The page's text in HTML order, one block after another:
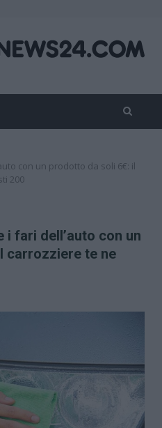
con un prodotto da soli 6€: il
200
fari dell’auto con un
carrozziere te ne